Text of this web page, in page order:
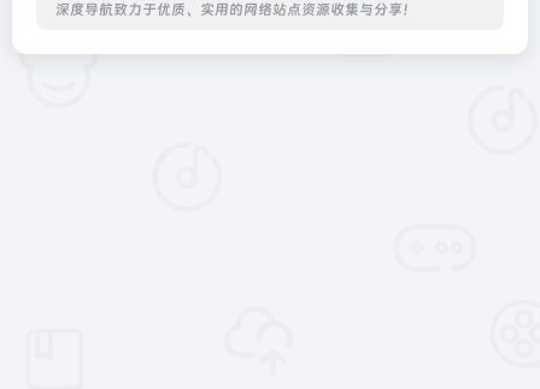
深度导航致力于优质、实用的网络站点资源收集与分享！